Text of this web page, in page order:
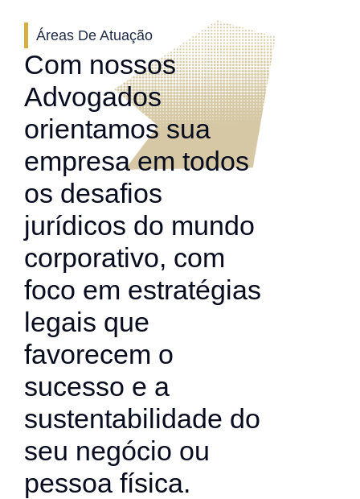
Áreas De Atuação
Com nossos
Advogados
orientamos sua
empresa em todos
os desafios
jurídicos do mundo
corporativo, com
foco em estratégias
legais que
favorecem o
sucesso e a
sustentabilidade do
seu negócio ou
pessoa física.